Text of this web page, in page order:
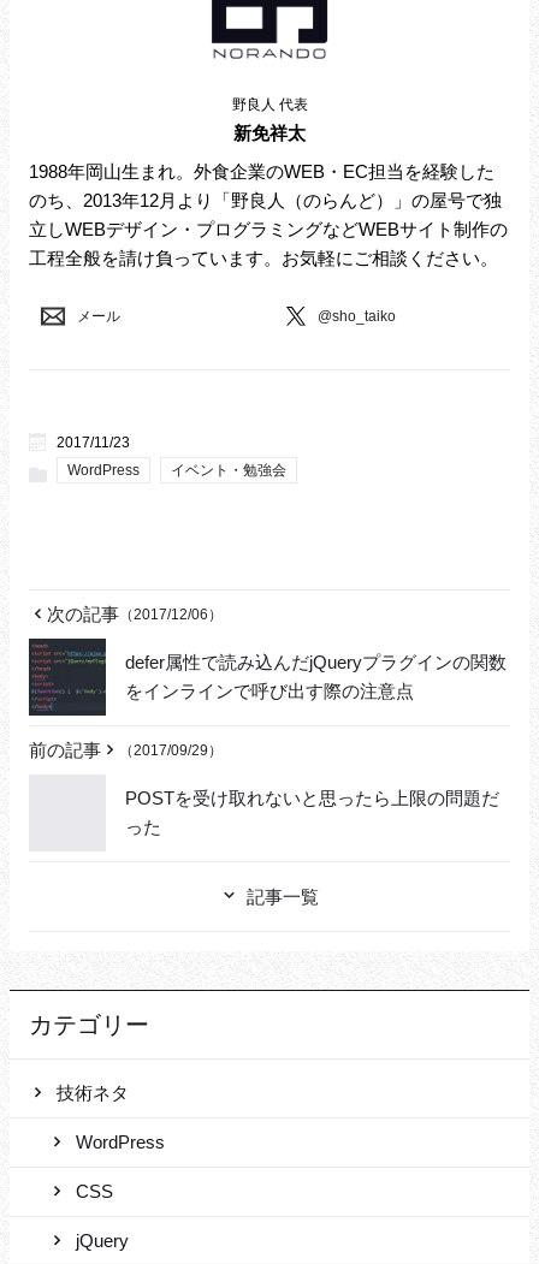
野良人 代表
新免祥太
1988年岡山生まれ。外食企業のWEB・EC担当を経験した
のち、2013年12月より「野良人（のらんど）」の屋号で独
立しWEBデザイン・プログラミングなどWEBサイト制作の
工程全般を請け負っています。お気軽にご相談ください。
メール @sho_taiko
2017/11/23
WordPress
イベント・勉強会
次の記事 （2017/12/06）
defer属性で読み込んだjQueryプラグインの関数
をインラインで呼び出す際の注意点
前の記事 （2017/09/29）
POSTを受け取れないと思ったら上限の問題だ
った
記事一覧
カテゴリー
技術ネタ
WordPress
CSS
jQuery